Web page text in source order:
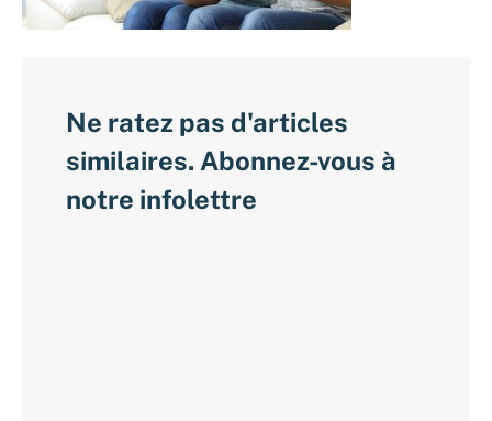
Ne ratez pas d'articles
similaires. Abonnez-vous à
notre infolettre